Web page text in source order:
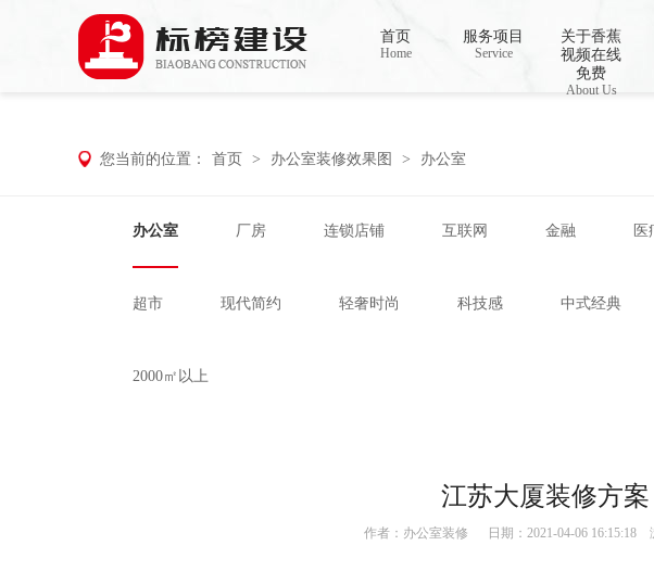
香蕉视频在线免费,香蕉视频导航,黄色香蕉视频下载,91香
首页
Home
服务项目
Service
关于香蕉
视频在线
免费
About Us
您当前的位置： 首页 > 办公室装修效果图 > 办公室
办公室 厂房 连锁店铺 互联网 金融 医
超市 现代简约 轻奢时尚 科技感 中式经典
2000㎡以上
江苏大厦装修方案
作者： 办公室装修 日期：2021-04-06 16:15:18 浏